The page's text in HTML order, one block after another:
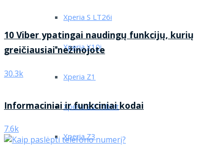
Xperia S LT26i
Xperia X10i
Xperia Z1
Xperia Z2 Tablet
Xperia Z3
10 Viber ypatingai naudingų funkcijų, kurių
greičiausiai nežinojote
30.3k
Informaciniai ir funkciniai kodai
7.6k